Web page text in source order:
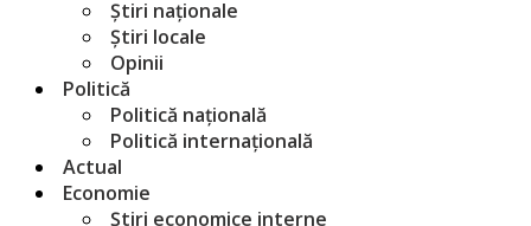
Știri naționale
Știri locale
Opinii
Politică
Politică națională
Politică internațională
Actual
Economie
Știri economice interne